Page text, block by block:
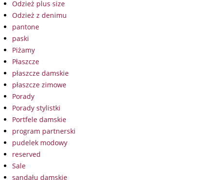
Odzież plus size
Odzież z denimu
pantone
paski
Piżamy
Płaszcze
płaszcze damskie
płaszcze zimowe
Porady
Porady stylistki
Portfele damskie
program partnerski
pudelek modowy
reserved
Sale
sandału damskie